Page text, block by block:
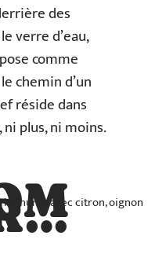
des
verre d’eau,
comme
chemin d’un
réside dans
ni plus, ni moins.